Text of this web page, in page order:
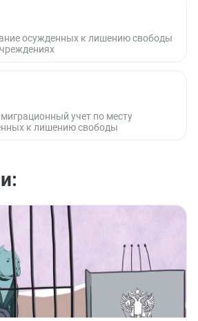
осужденных к лишению свободы
учет по месту
к лишению свободы